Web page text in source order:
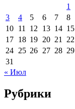
1
3
4 5 6 7 8
10 11 12 13 14 15
17 18 19 20 21 22
24 25 26 27 28 29
31
« Июл
Рубрики